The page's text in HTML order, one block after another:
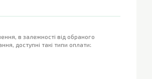
в залежності від обраного
доступні такі типи оплати: